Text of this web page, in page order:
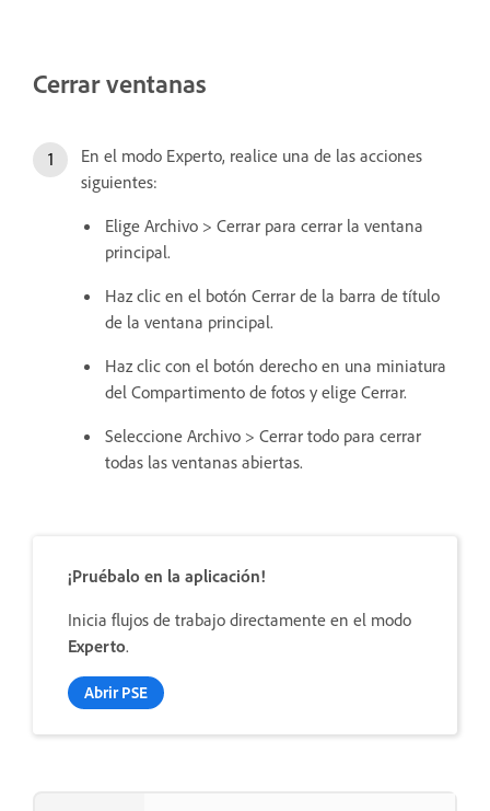
Cerrar ventanas
En el modo Experto, realice una de las acciones
siguientes:
Elige Archivo > Cerrar para cerrar la ventana
principal.
Haz clic en el botón Cerrar de la barra de título
de la ventana principal.
Haz clic con el botón derecho en una miniatura
del Compartimento de fotos y elige Cerrar.
Seleccione Archivo > Cerrar todo para cerrar
todas las ventanas abiertas.
¡Pruébalo en la aplicación!
Inicia flujos de trabajo directamente en el modo
Experto.
Abrir PSE